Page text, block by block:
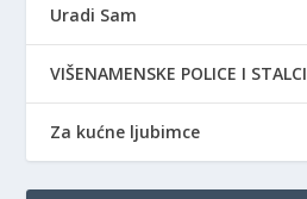
Uradi Sam
VIŠENAMENSKE POLICE I STALCI
Za kućne ljubimce